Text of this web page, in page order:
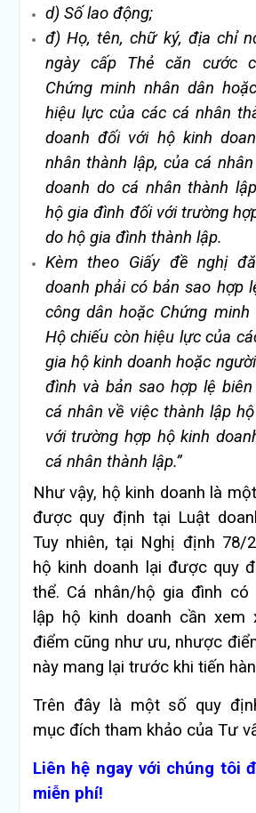
d) Số lao động;
đ) Họ, tên, chữ ký, địa chỉ
ngày cấp Thẻ căn cước
Chứng minh nhân dân
hiệu lực của các cá nhân
doanh đối với hộ kinh
nhân thành lập, của cá
doanh do cá nhân thành
hộ gia đình đối với trường
do hộ gia đình thành lập.
Kèm theo Giấy đề nghị
doanh phải có bản sao hợp
công dân hoặc Chứng minh
Hộ chiếu còn hiệu lực của
gia hộ kinh doanh hoặc
đình và bản sao hợp lệ
cá nhân về việc thành lập
với trường hợp hộ kinh
cá nhân thành lập.”
Như vậy, hộ kinh doanh là
được quy định tại Luật
Tuy nhiên, tại Nghị định 78/
hộ kinh doanh lại được quy
thể. Cá nhân/hộ gia đình có
lập hộ kinh doanh cần xem
điểm cũng như ưu, nhược
này mang lại trước khi tiến
Trên đây là một số quy
mục đích tham khảo của Tư
Liên hệ ngay với chúng tôi
miễn phí!